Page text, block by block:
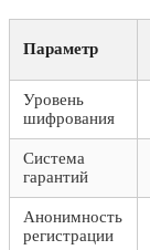
Параметр
Уровень
шифрования
Система
гарантий
Анонимность
регистрации